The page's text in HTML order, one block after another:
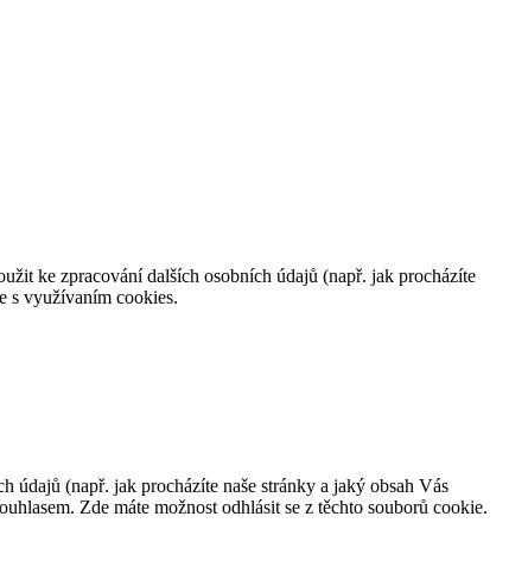
ke zpracování dalších osobních údajů (např. jak procházíte
s využívaním cookies.
údajů (např. jak procházíte naše stránky a jaký obsah Vás
Zde máte možnost odhlásit se z těchto souborů cookie.